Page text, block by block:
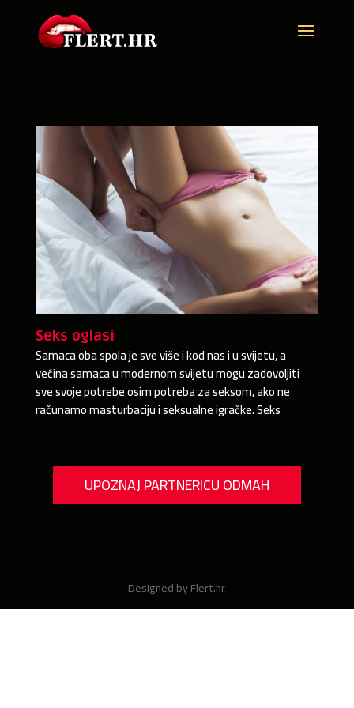
Seks oglasi
Samaca oba spola je sve više i kod nas i u svijetu, a
većina samaca u modernom svijetu mogu zadovoljiti
sve svoje potrebe osim potreba za seksom, ako ne
računamo masturbaciju i seksualne igračke. Seks
UPOZNAJ PARTNERICU ODMAH
Designed by Flert.hr